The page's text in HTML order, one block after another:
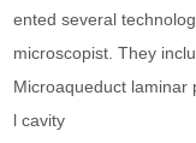
ented several
microscopist. They
Microaqueduct laminar
l cavity